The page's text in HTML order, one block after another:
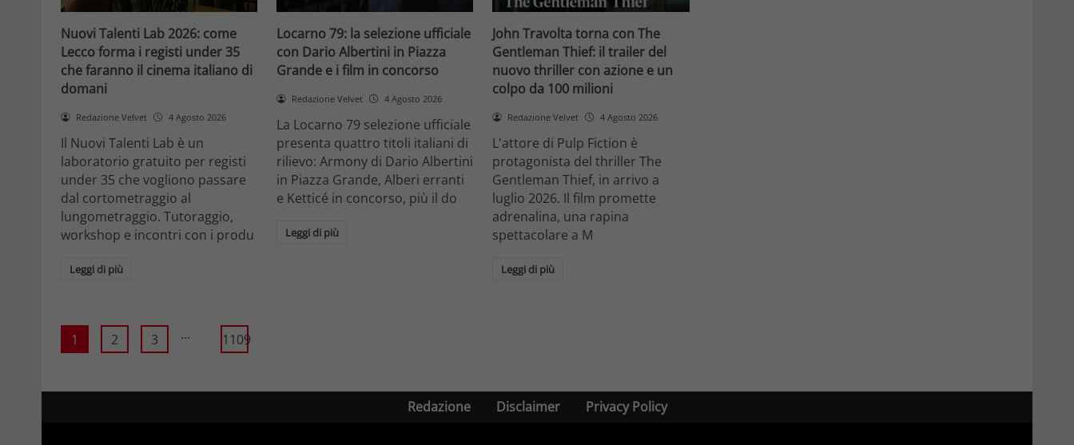
Nuovi Talenti Lab 2026: come
Lecco forma i registi under 35
che faranno il cinema italiano di
domani
Redazione Velvet 4 Agosto 2026
Il Nuovi Talenti Lab è un
laboratorio gratuito per registi
under 35 che vogliono passare
dal cortometraggio al
lungometraggio. Tutoraggio,
workshop e incontri con i produ
Leggi di più
Locarno 79: la selezione ufficiale
con Dario Albertini in Piazza
Grande e i film in concorso
Redazione Velvet 4 Agosto 2026
La Locarno 79 selezione ufficiale
presenta quattro titoli italiani di
rilievo: Armony di Dario Albertini
in Piazza Grande, Alberi erranti
e Ketticé in concorso, più il do
Leggi di più
John Travolta torna con The
Gentleman Thief: il trailer del
nuovo thriller con azione e un
colpo da 100 milioni
Redazione Velvet 4 Agosto 2026
L'attore di Pulp Fiction è
protagonista del thriller The
Gentleman Thief, in arrivo a
luglio 2026. Il film promette
adrenalina, una rapina
spettacolare a M
Leggi di più
1 2 3 ... 1109
Redazione Disclaimer Privacy Policy